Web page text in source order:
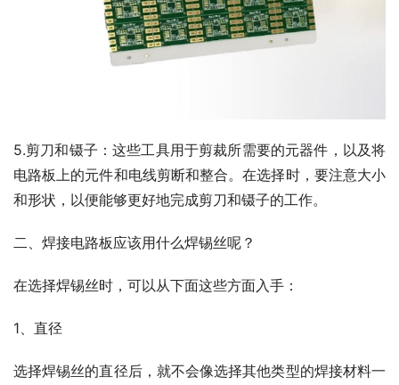
5.剪刀和镊子：这些工具用于剪裁所需要的元器件，以及将
电路板上的元件和电线剪断和整合。在选择时，要注意大小
和形状，以便能够更好地完成剪刀和镊子的工作。
二、焊接电路板应该用什么焊锡丝呢？
在选择焊锡丝时，可以从下面这些方面入手：
1、直径
选择焊锡丝的直径后，就不会像选择其他类型的焊接材料一